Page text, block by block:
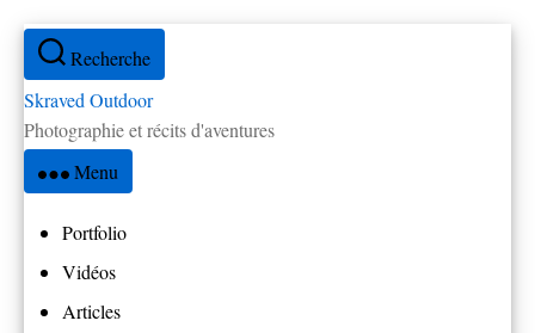
Aller
contenu
Recherche
Skraved Outdoor
Photographie et récits d'aventures
Menu
Portfolio
Vidéos
Articles